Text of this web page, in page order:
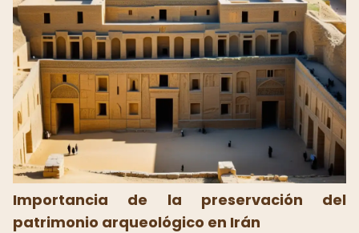
Importancia de la preservación del
patrimonio arqueológico en Irán